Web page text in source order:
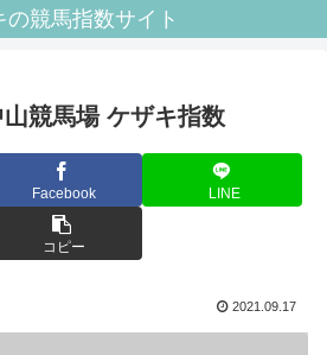
の競馬指数サイト
競馬場 ケザキ指数
Facebook LINE
コピー
2021.09.17